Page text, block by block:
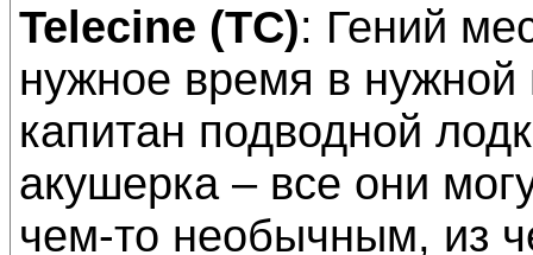
Telecine (TC): Гений
нужное время в
капитан подводной
акушерка – все они
чем-то необычным, из